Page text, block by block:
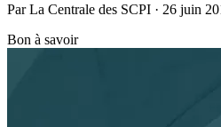
Par La Centrale des SCPI · 26 juin
Bon à savoir